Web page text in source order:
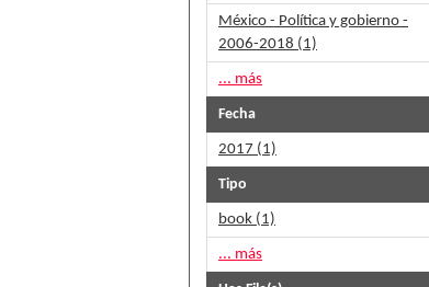
México - Política y gobierno -
2006-2018 (1)
... más
Fecha
2017 (1)
Tipo
book (1)
... más